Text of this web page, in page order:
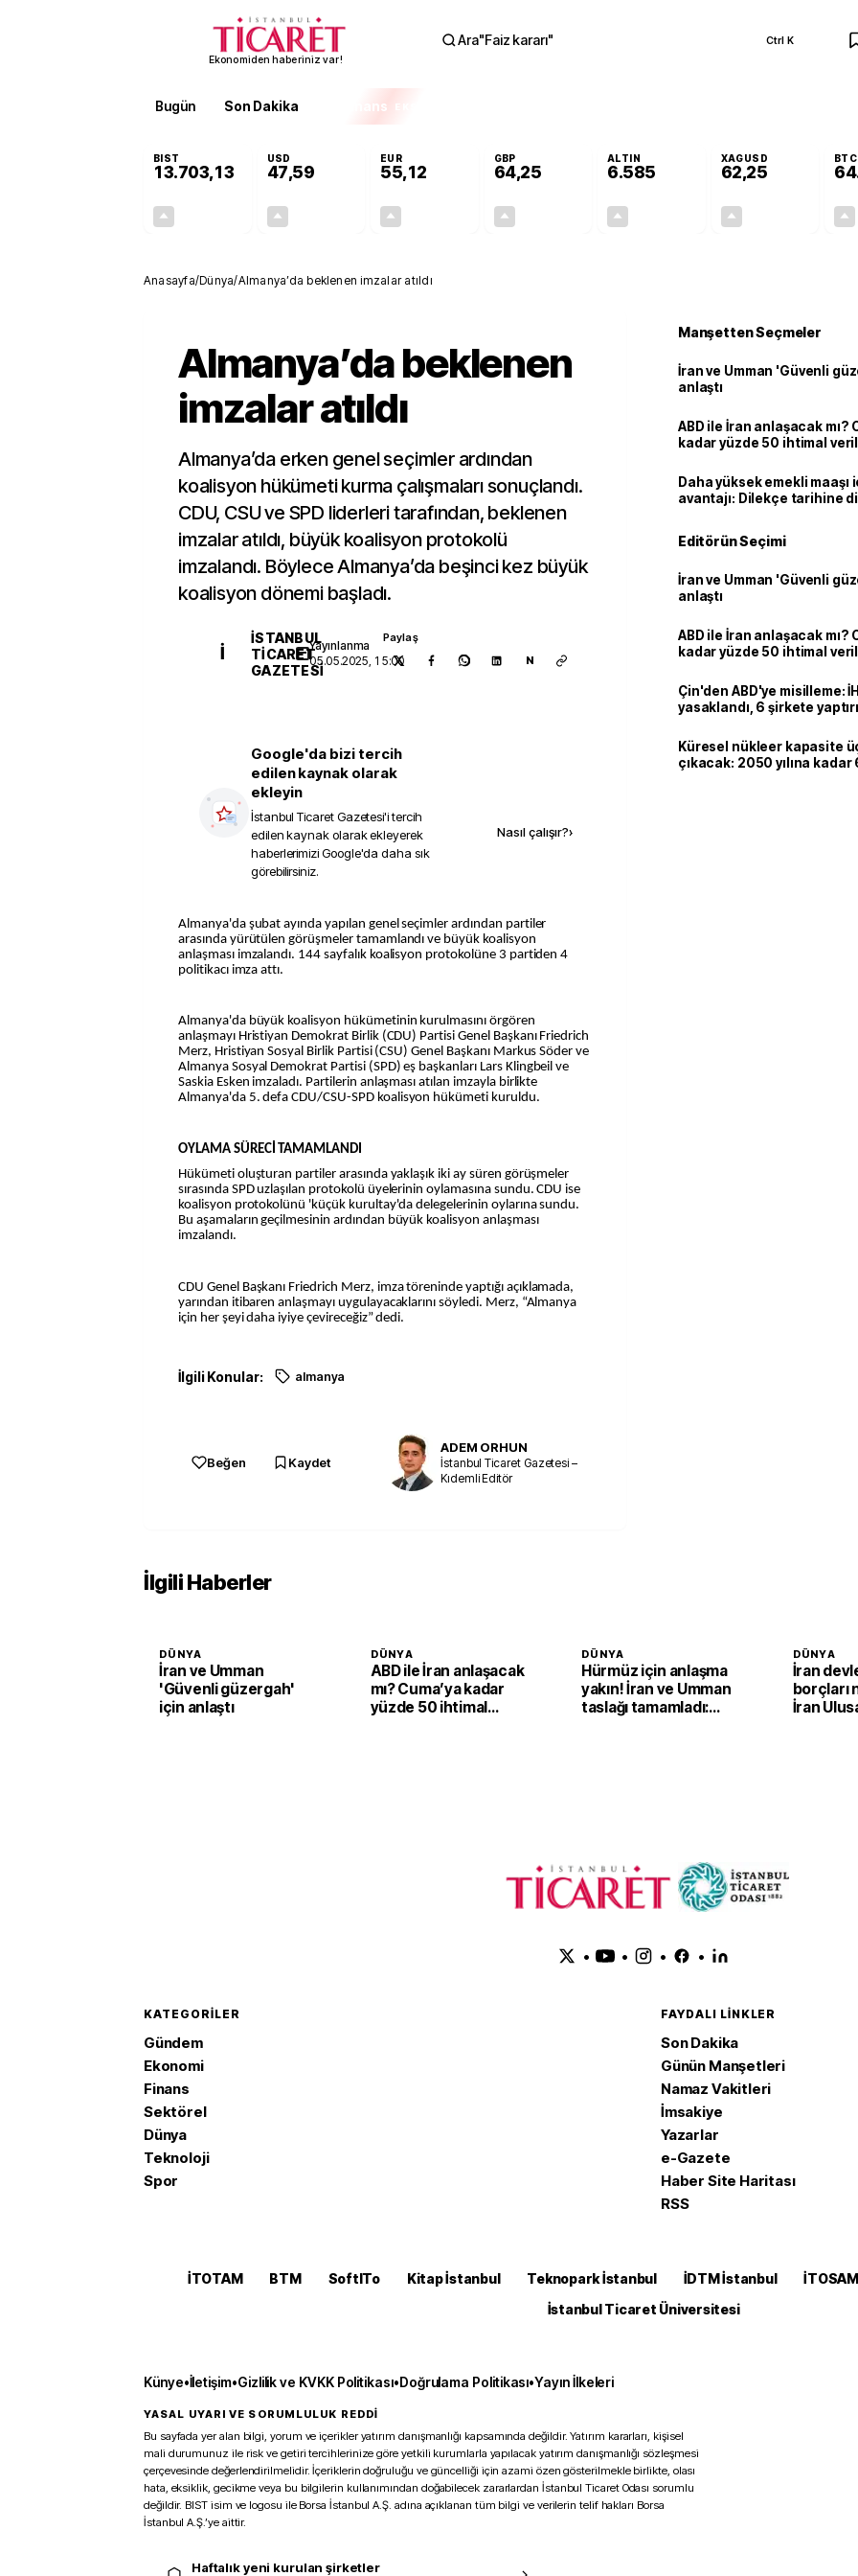
Ekonomiden haberiniz var!
Ara"Faiz kararı" Ctrl K
Bugün Son Dakika Finans
BIST
13.703,13
USD
47,59
EUR
55,12
GBP
64,25
ALTIN
6.585
XAGUSD
62,25
BTC
Anasayfa/Dünya/Almanya’da beklenen imzalar atıldı
Almanya’da beklenen
imzalar atıldı
Almanya’da erken genel seçimler ardından
koalisyon hükümeti kurma çalışmaları sonuçlandı.
CDU, CSU ve SPD liderleri tarafından, beklenen
imzalar atıldı, büyük koalisyon protokolü
imzalandı. Böylece Almanya’da beşinci kez büyük
koalisyon dönemi başladı.
İ
İSTANBUL
TICARET
GAZETESI
Yayınlanma
05.05.2025, 15:00
Paylaş
N
Google'da bizi tercih
edilen kaynak olarak
ekleyin
İstanbul Ticaret Gazetesi'i tercih
edilen kaynak olarak ekleyerek
haberlerimizi Google'da daha sık
görebilirsiniz.
Nasıl çalışır?›
Almanya'da şubat ayında yapılan genel seçimler ardından partiler
arasında yürütülen görüşmeler tamamlandı ve büyük koalisyon
anlaşması imzalandı. 144 sayfalık koalisyon protokolüne 3 partiden 4
politikacı imza attı.
Almanya'da büyük koalisyon hükümetinin kurulmasını örgören
anlaşmayı Hristiyan Demokrat Birlik (CDU) Partisi Genel Başkanı Friedrich
Merz, Hristiyan Sosyal Birlik Partisi (CSU) Genel Başkanı Markus Söder ve
Almanya Sosyal Demokrat Partisi (SPD) eş başkanları Lars Klingbeil ve
Saskia Esken imzaladı. Partilerin anlaşması atılan imzayla birlikte
Almanya'da 5. defa CDU/CSU-SPD koalisyon hükümeti kuruldu.
OYLAMA SÜRECİ TAMAMLANDI
Hükümeti oluşturan partiler arasında yaklaşık iki ay süren görüşmeler
sırasında SPD uzlaşılan protokolü üyelerinin oylamasına sundu. CDU ise
koalisyon protokolünü 'küçük kurultay'da delegelerinin oylarına sundu.
Bu aşamaların geçilmesinin ardından büyük koalisyon anlaşması
imzalandı.
CDU Genel Başkanı Friedrich Merz, imza töreninde yaptığı açıklamada,
yarından itibaren anlaşmayı uygulayacaklarını söyledi. Merz, “Almanya
için her şeyi daha iyiye çevireceğiz” dedi.
İlgili Konular: almanya
Beğen Kaydet
ADEM ORHUN
İstanbul Ticaret Gazetesi –
Kıdemli Editör
Manşetten Seçmeler
İran ve Umman 'Güvenli
anlaştı
ABD ile İran anlaşacak mı?
kadar yüzde 50 ihtimal
Daha yüksek emekli maaşı
avantajı: Dilekçe tarihine
Editörün Seçimi
İran ve Umman 'Güvenli
anlaştı
ABD ile İran anlaşacak mı?
kadar yüzde 50 ihtimal
Çin'den ABD'ye misilleme:
yasaklandı, 6 şirkete
Küresel nükleer kapasite
çıkacak: 2050 yılına kadar
İlgili Haberler
DÜNYA
İran ve Umman
'Güvenli güzergah'
için anlaştı
DÜNYA
ABD ile İran anlaşacak
mı? Cuma’ya kadar
yüzde 50 ihtimal
DÜNYA
Hürmüz için anlaşma
yakın! İran ve Umman
taslağı tamamladı:
DÜNYA
İran
borçları
İran
• • • •
KATEGORILER
Gündem
Ekonomi
Finans
Sektörel
Dünya
Teknoloji
Spor
FAYDALI LINKLER
Son Dakika
Günün Manşetleri
Namaz Vakitleri
İmsakiye
Yazarlar
e-Gazete
Haber Site Haritası
RSS
İTOTAM BTM SoftITo Kitap İstanbul Teknopark İstanbul İDTM İstanbul İTOSAM
İstanbul Ticaret Üniversitesi
Künye•İletişim•Gizlilik ve KVKK Politikası•Doğrulama Politikası•Yayın İlkeleri
YASAL UYARI VE SORUMLULUK REDDİ
Bu sayfada yer alan bilgi, yorum ve içerikler yatırım danışmanlığı kapsamında değildir. Yatırım kararları, kişisel
mali durumunuz ile risk ve getiri tercihlerinize göre yetkili kurumlarla yapılacak yatırım danışmanlığı sözleşmesi
çerçevesinde değerlendirilmelidir. İçeriklerin doğruluğu ve güncelliği için azami özen gösterilmekle birlikte, olası
hata, eksiklik, gecikme veya bu bilgilerin kullanımından doğabilecek zararlardan İstanbul Ticaret Odası sorumlu
değildir. BIST isim ve logosu ile Borsa İstanbul A.Ş. adına açıklanan tüm bilgi ve verilerin telif hakları Borsa
İstanbul A.Ş.’ye aittir.
Haftalık yeni kurulan şirketler